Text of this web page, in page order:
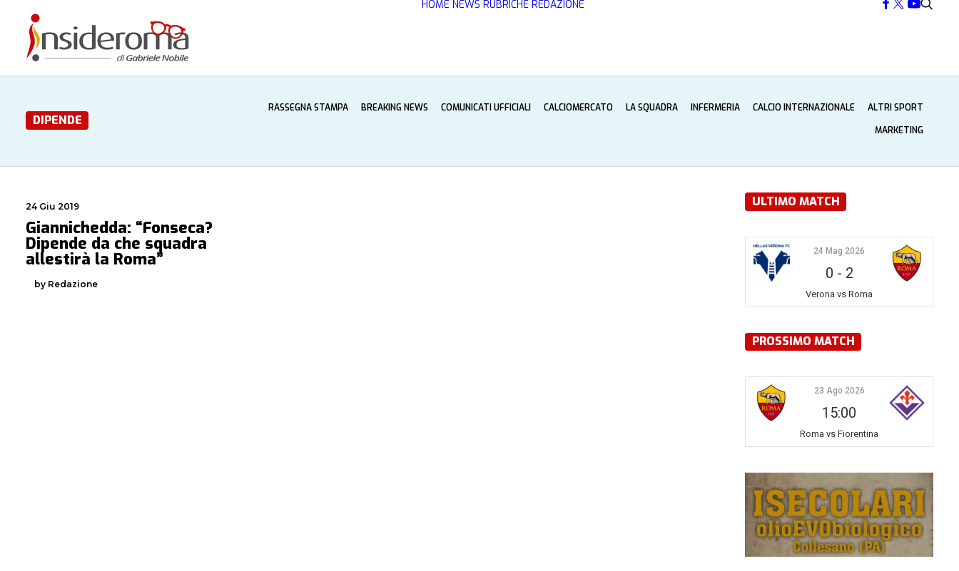
HOME NEWS RUBRICHE REDAZIONE
DIPENDE
RASSEGNA STAMPA BREAKING NEWS COMUNICATI UFFICIALI CALCIOMERCATO LA SQUADRA INFERMERIA CALCIO INTERNAZIONALE
ALTRI SPORT
MARKETING
24 Giu 2019
Giannichedda: “Fonseca?
Dipende da che squadra
allestirà la Roma”
by Redazione
ULTIMO MATCH
24 Mag 2026
0 - 2
Verona vs Roma
PROSSIMO MATCH
23 Ago 2026
15:00
Roma vs Fiorentina